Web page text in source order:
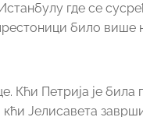
где се
било више
Кћи Петрија је
кћи Јелисавета